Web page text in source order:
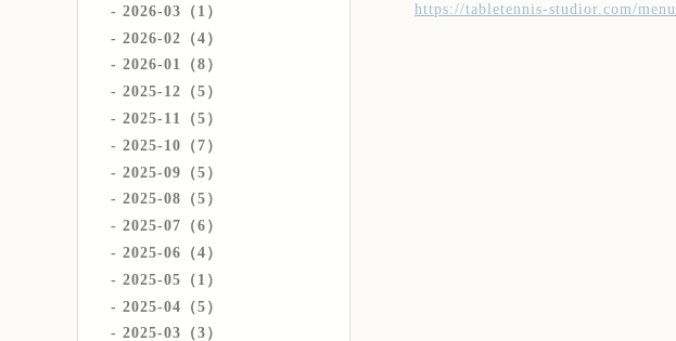
2026-03（1）
2026-02（4）
2026-01（8）
2025-12（5）
2025-11（5）
2025-10（7）
2025-09（5）
2025-08（5）
2025-07（6）
2025-06（4）
2025-05（1）
2025-04（5）
2025-03（3）
https://tabletennis-studior.com/menu